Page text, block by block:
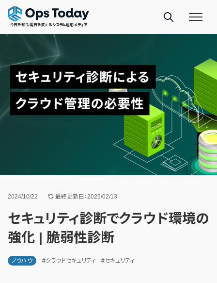
今日を知り、明日を変えるシステム運用メディア
2024/10/22 最終更新日：2025/02/13
セキュリティ診断でクラウド環境の
強化 | 脆弱性診断
ノウハウ #クラウドセキュリティ #セキュリティ